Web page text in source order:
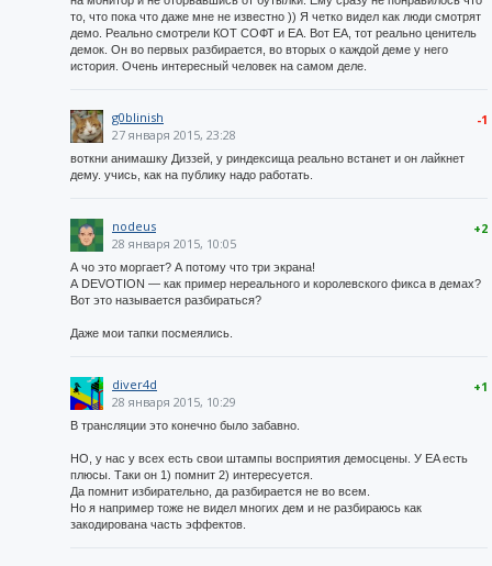
то, что пока что даже мне не известно )) Я четко видел как люди смотрят
демо. Реально смотрели КОТ СОФТ и ЕА. Вот ЕА, тот реально ценитель
демок. Он во первых разбирается, во вторых о каждой деме у него
история. Очень интересный человек на самом деле.
-1
g0blinish
27 января 2015, 23:28
воткни анимашку Диззей, у риндексища реально встанет и он лайкнет
дему. учись, как на публику надо работать.
+2
nodeus
28 января 2015, 10:05
А чо это моргает? А потому что три экрана!
А DEVOTION — как пример нереального и королевского фикса в демах?
Вот это называется разбираться?
Даже мои тапки посмеялись.
+1
diver4d
28 января 2015, 10:29
В трансляции это конечно было забавно.
НО, у нас у всех есть свои штампы восприятия демосцены. У EA есть
плюсы. Таки он 1) помнит 2) интересуется.
Да помнит избирательно, да разбирается не во всем.
Но я например тоже не видел многих дем и не разбираюсь как
закодирована часть эффектов.